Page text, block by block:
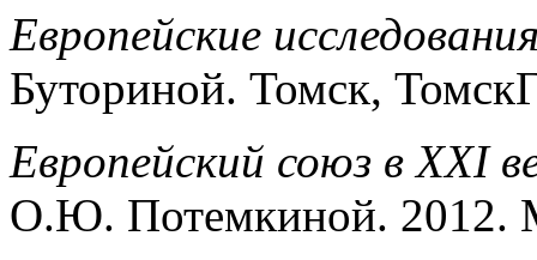
Европейские
Буториной. Томск,
Европейский союз в XXI
О.Ю. Потемкиной. 2012.